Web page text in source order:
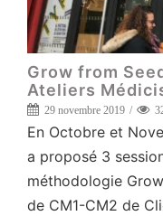
Grow from
Ateliers
29 novembre 2019
En Octobre et
a proposé 3
méthodologie
de CM1-CM2 de